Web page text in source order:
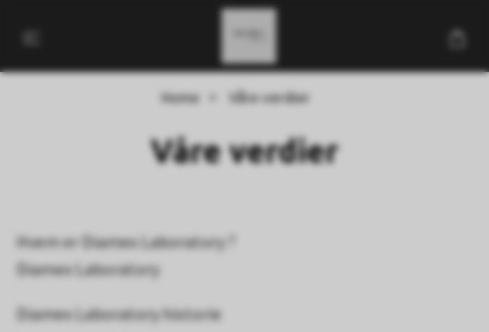
Home Våre verdier
Våre verdier
Hvem er Diamex Laboratory ?
Diamex Laboratory
Diamex Laboratory historie